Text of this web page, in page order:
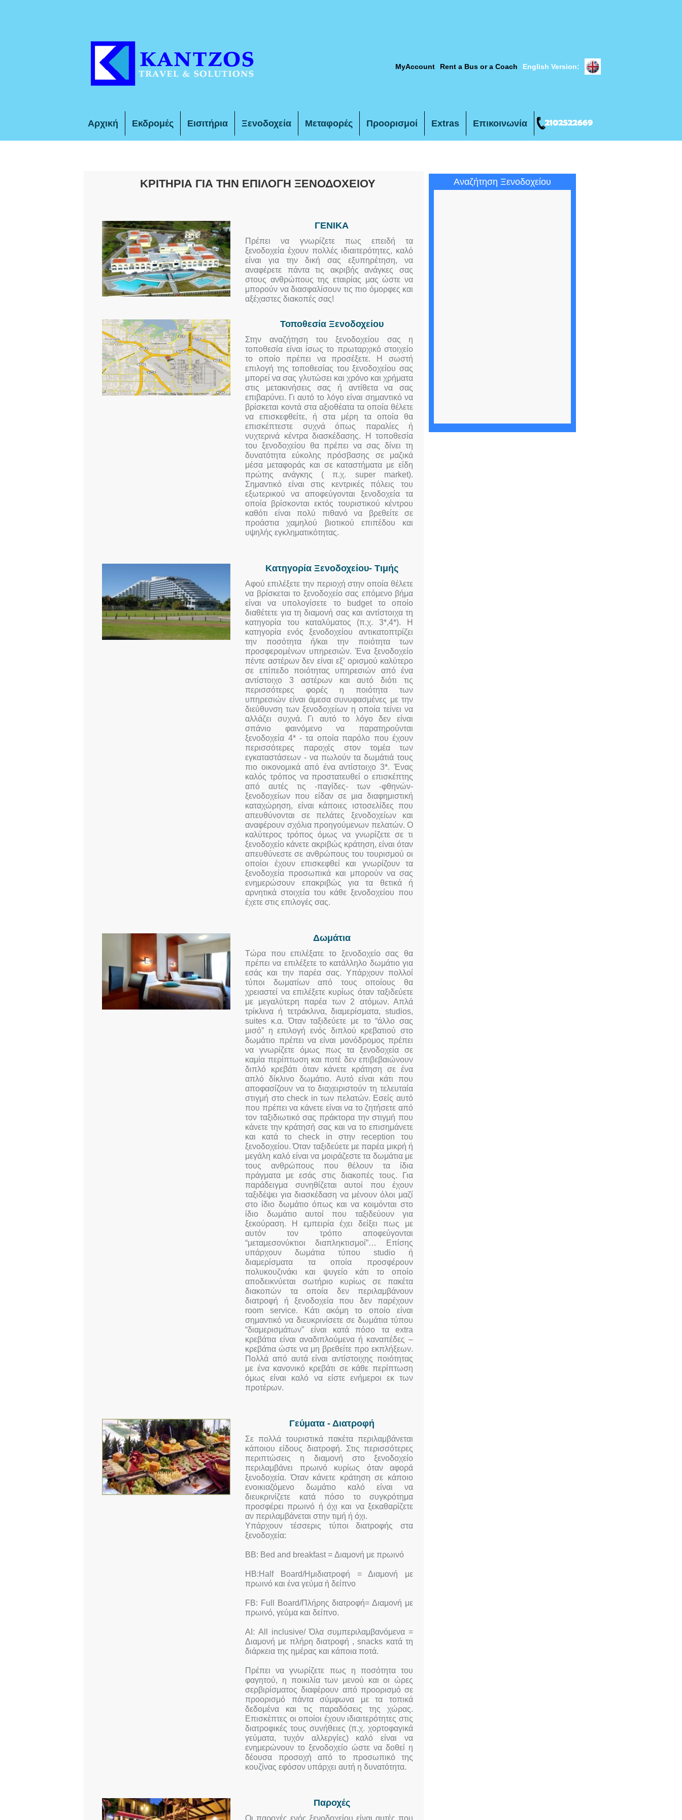
MyAccount Rent a Bus or a Coach English Version:
Αρχική Εκδρομές Εισιτήρια Ξενοδοχεία Μεταφορές Προορισμοί Extras Επικοινωνία
ΚΡΙΤΗΡΙΑ ΓΙΑ ΤΗΝ ΕΠΙΛΟΓΗ ΞΕΝΟΔΟΧΕΙΟΥ
ΓΕΝΙΚΑ
Πρέπει να γνωρίζετε πως επειδή τα
ξενοδοχεία έχουν πολλές ιδιαιτερότητες, καλό
είναι για την δική σας εξυπηρέτηση, να
αναφέρετε πάντα τις ακριβής ανάγκες σας
στους ανθρώπους της εταιρίας μας ώστε να
μπορούν να διασφαλίσουν τις πιο όμορφες και
αξέχαστες διακοπές σας!
Τοποθεσία Ξενοδοχείου
Στην αναζήτηση του ξενοδοχείου σας η
τοποθεσία είναι ίσως το πρωταρχικό στοιχείο
το οποίο πρέπει να προσέξετε. Η σωστή
επιλογή της τοποθεσίας του ξενοδοχείου σας
μπορεί να σας γλυτώσει και χρόνο και χρήματα
στις μετακινήσεις σας ή αντίθετα να σας
επιβαρύνει. Γι αυτό το λόγο είναι σημαντικό να
βρίσκεται κοντά στα αξιοθέατα τα οποία θέλετε
να επισκεφθείτε, ή στα μέρη τα οποία θα
επισκέπτεστε συχνά όπως παραλίες ή
νυχτερινά κέντρα διασκέδασης. Η τοποθεσία
του ξενοδοχείου θα πρέπει να σας δίνει τη
δυνατότητα εύκολης πρόσβασης σε μαζικά
μέσα μεταφοράς και σε καταστήματα με είδη
πρώτης ανάγκης ( π.χ. super market).
Σημαντικό είναι στις κεντρικές πόλεις του
εξωτερικού να αποφεύγονται ξενοδοχεία τα
οποία βρίσκονται εκτός τουριστικού κέντρου
καθότι είναι πολύ πιθανό να βρεθείτε σε
προάστια χαμηλού βιοτικού επιπέδου και
υψηλής εγκληματικότητας.
Κατηγορία Ξενοδοχείου- Τιμής
Αφού επιλέξετε την περιοχή στην οποία θέλετε
να βρίσκεται το ξενοδοχείο σας επόμενο βήμα
είναι να υπολογίσετε το budget το οποίο
διαθέτετε για τη διαμονή σας και αντίστοιχα τη
κατηγορία του καταλύματος (π.χ. 3*,4*). Η
κατηγορία ενός ξενοδοχείου αντικατοπτρίζει
την ποσότητα ή/και την ποιότητα των
προσφερομένων υπηρεσιών. Ένα ξενοδοχείο
πέντε αστέρων δεν είναι εξ’ ορισμού καλύτερο
σε επίπεδο ποιότητας υπηρεσιών από ένα
αντίστοιχο 3 αστέρων και αυτό διότι τις
περισσότερες φορές η ποιότητα των
υπηρεσιών είναι άμεσα συνυφασμένες με την
διεύθυνση των ξενοδοχείων η οποία τείνει να
αλλάζει συχνά. Γι αυτό το λόγο δεν είναι
σπάνιο φαινόμενο να παρατηρούνται
ξενοδοχεία 4* - τα οποία παρόλο που έχουν
περισσότερες παροχές στον τομέα των
εγκαταστάσεων - να πωλούν τα δωμάτιά τους
πιο οικονομικά από ένα αντίστοιχο 3*. Ένας
καλός τρόπος να προστατευθεί ο επισκέπτης
από αυτές τις -παγίδες- των -φθηνών-
ξενοδοχείων που είδαν σε μια διαφημιστική
καταχώρηση, είναι κάποιες ιστοσελίδες που
απευθύνονται σε πελάτες ξενοδοχείων και
αναφέρουν σχόλια προηγούμενων πελατών. Ο
καλύτερος τρόπος όμως να γνωρίζετε σε τι
ξενοδοχείο κάνετε ακριβώς κράτηση, είναι όταν
απευθύνεστε σε ανθρώπους του τουρισμού οι
οποίοι έχουν επισκεφθεί και γνωρίζουν τα
ξενοδοχεία προσωπικά και μπορούν να σας
ενημερώσουν επακριβώς για τα θετικά ή
αρνητικά στοιχεία του κάθε ξενοδοχείου που
έχετε στις επιλογές σας.
Δωμάτια
Τώρα που επιλέξατε το ξενοδοχείο σας θα
πρέπει να επιλέξετε το κατάλληλο δωμάτιο για
εσάς και την παρέα σας. Υπάρχουν πολλοί
τύποι δωματίων από τους οποίους θα
χρειαστεί να επιλέξετε κυρίως όταν ταξιδεύετε
με μεγαλύτερη παρέα των 2 ατόμων. Απλά
τρίκλινα ή τετράκλινα, διαμερίσματα, studios,
suites κ.α. Όταν ταξιδεύετε με το “άλλο σας
μισό” η επιλογή ενός διπλού κρεβατιού στο
δωμάτιο πρέπει να είναι μονόδρομος πρέπει
να γνωρίζετε όμως πως τα ξενοδοχεία σε
καμία περίπτωση και ποτέ δεν επιβεβαιώνουν
διπλό κρεβάτι όταν κάνετε κράτηση σε ένα
απλό δίκλινο δωμάτιο. Αυτό είναι κάτι που
αποφασίζουν να το διαχειριστούν τη τελευταία
στιγμή στο check in των πελατών. Εσείς αυτό
που πρέπει να κάνετε είναι να το ζητήσετε από
τον ταξιδιωτικό σας πράκτορα την στιγμή που
κάνετε την κράτησή σας και να το επισημάνετε
και κατά το check in στην reception του
ξενοδοχείου. Όταν ταξιδεύετε με παρέα μικρή ή
μεγάλη καλό είναι να μοιράζεστε τα δωμάτια με
τους ανθρώπους που θέλουν τα ίδια
πράγματα με εσάς στις διακοπές τους. Για
παράδειγμα συνηθίζεται αυτοί που έχουν
ταξιδέψει για διασκέδαση να μένουν όλοι μαζί
στο ίδιο δωμάτιο όπως και να κοιμόνται στο
ίδιο δωμάτιο αυτοί που ταξιδεύουν για
ξεκούραση. Η εμπειρία έχει δείξει πως με
αυτόν τον τρόπο αποφεύγονται
“μεταμεσονύκτιοι διαπληκτισμοί”… Επίσης
υπάρχουν δωμάτια τύπου studio ή
διαμερίσματα τα οποία προσφέρουν
πολυκουζινάκι και ψυγείο κάτι το οποίο
αποδεικνύεται σωτήριο κυρίως σε πακέτα
διακοπών τα οποία δεν περιλαμβάνουν
διατροφή ή ξενοδοχεία που δεν παρέχουν
room service. Κάτι ακόμη το οποίο είναι
σημαντικό να διευκρινίσετε σε δωμάτια τύπου
“διαμερισμάτων” είναι κατά πόσο τα extra
κρεβάτια είναι αναδιπλούμενα ή καναπέδες –
κρεβάτια ώστε να μη βρεθείτε προ εκπλήξεων.
Πολλά από αυτά είναι αντίστοιχης ποιότητας
με ένα κανονικό κρεβάτι σε κάθε περίπτωση
όμως είναι καλό να είστε ενήμεροι εκ των
προτέρων.
Γεύματα - Διατροφή
Σε πολλά τουριστικά πακέτα περιλαμβάνεται
κάποιου είδους διατροφή. Στις περισσότερες
περιπτώσεις η διαμονή στο ξενοδοχείο
περιλαμβάνει πρωινό κυρίως όταν αφορά
ξενοδοχεία. Όταν κάνετε κράτηση σε κάποιο
ενοικιαζόμενο δωμάτιο καλό είναι να
διευκρινίζετε κατά πόσο το συγκρότημα
προσφέρει πρωινό ή όχι και να ξεκαθαρίζετε
αν περιλαμβάνεται στην τιμή ή όχι.
Υπάρχουν τέσσερις τύποι διατροφής στα
ξενοδοχεία:
BB: Bed and breakfast = Διαμονή με πρωινό
ΗΒ:Half Board/Ημιδιατροφή = Διαμονή με
πρωινό και ένα γεύμα ή δείπνο
FB: Full Board/Πλήρης διατροφή= Διαμονή με
πρωινό, γεύμα και δείπνο.
ΑΙ: All inclusive/ Όλα συμπεριλαμβανόμενα =
Διαμονή με πλήρη διατροφή , snacks κατά τη
διάρκεια της ημέρας και κάποια ποτά.
Πρέπει να γνωρίζετε πως η ποσότητα του
φαγητού, η ποικιλία των μενού και οι ώρες
σερβιρίσματος διαφέρουν από προορισμό σε
προορισμό πάντα σύμφωνα με τα τοπικά
δεδομένα και τις παραδόσεις της χώρας.
Επισκέπτες οι οποίοι έχουν ιδιαιτερότητες στις
διατροφικές τους συνήθειες (π.χ. χορτοφαγικά
γεύματα, τυχόν αλλεργίες) καλό είναι να
ενημερώνουν το ξενοδοχείο ώστε να δοθεί η
δέουσα προσοχή από το προσωπικό της
κουζίνας εφόσον υπάρχει αυτή η δυνατότητα.
Παροχές
Αναζήτηση Ξενοδοχείου